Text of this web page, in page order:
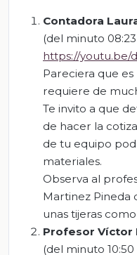
Contadora
(del minuto 08:23
https://youtu.be/
Pareciera que
requiere de
Te invito a que
de hacer la
de tu equipo
materiales.
Observa al
Martinez Pineda
unas tijeras
Profesor Víctor
(del minuto 10:50